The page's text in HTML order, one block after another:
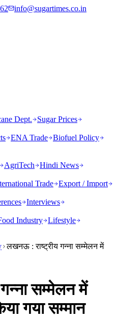
info@sugartimes.co.in
Dept.
Sugar Prices
ENA Trade Biofuel Policy
AgriTech
Hindi News
Trade Export / Import
Interviews
Industry Lifestyle
लखनऊ : राष्ट्रीय गन्ना सम्मेलन में
सम्मेलन में
गया सम्मान